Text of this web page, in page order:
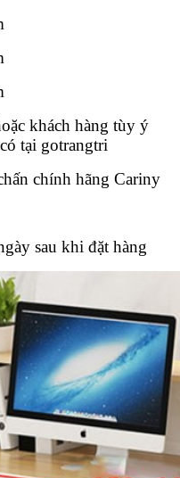
khách hàng tùy ý
tại gotrangtri
chính hãng Cariny
sau khi đặt hàng